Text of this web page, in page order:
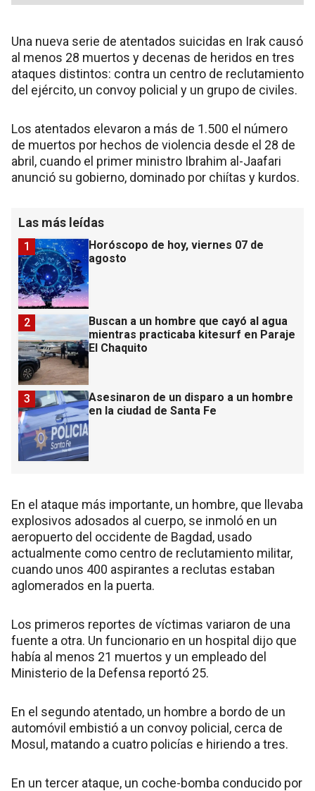
Una nueva serie de atentados suicidas en Irak causó
al menos 28 muertos y decenas de heridos en tres
ataques distintos: contra un centro de reclutamiento
del ejército, un convoy policial y un grupo de civiles.
Los atentados elevaron a más de 1.500 el número
de muertos por hechos de violencia desde el 28 de
abril, cuando el primer ministro Ibrahim al-Jaafari
anunció su gobierno, dominado por chiítas y kurdos.
Las más leídas
Horóscopo de hoy, viernes 07 de
agosto
1
Buscan a un hombre que cayó al agua
mientras practicaba kitesurf en Paraje
El Chaquito
2
Asesinaron de un disparo a un hombre
en la ciudad de Santa Fe
3
En el ataque más importante, un hombre, que llevaba
explosivos adosados al cuerpo, se inmoló en un
aeropuerto del occidente de Bagdad, usado
actualmente como centro de reclutamiento militar,
cuando unos 400 aspirantes a reclutas estaban
aglomerados en la puerta.
Los primeros reportes de víctimas variaron de una
fuente a otra. Un funcionario en un hospital dijo que
había al menos 21 muertos y un empleado del
Ministerio de la Defensa reportó 25.
En el segundo atentado, un hombre a bordo de un
automóvil embistió a un convoy policial, cerca de
Mosul, matando a cuatro policías e hiriendo a tres.
En un tercer ataque, un coche-bomba conducido por